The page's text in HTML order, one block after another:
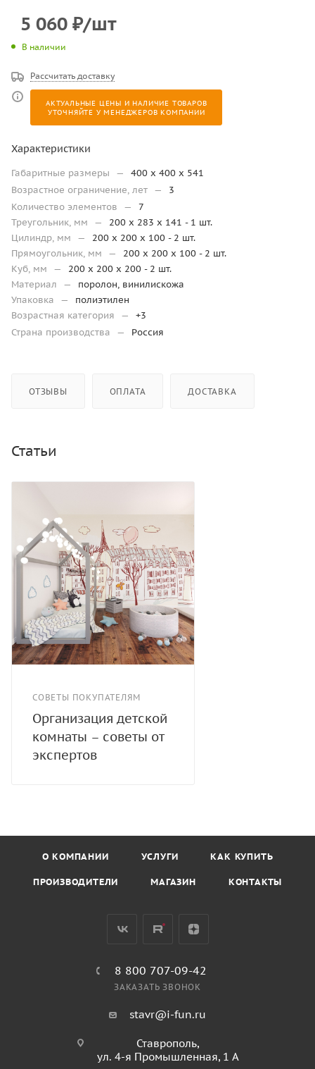
5 060 ₽/шт
В наличии
Рассчитать доставку
АКТУАЛЬНЫЕ ЦЕНЫ И НАЛИЧИЕ ТОВАРОВ
УТОЧНЯЙТЕ У МЕНЕДЖЕРОВ КОМПАНИИ
Характеристики
Габаритные размеры —
400 х 400 х 541
Возрастное ограничение, лет —
3
Количество элементов
—
7
Треугольник, мм
—
200 x 283 x 141 - 1 шт.
Цилиндр, мм
—
200 x 200 x 100 - 2 шт.
Прямоугольник, мм
—
200 x 200 x 100 - 2 шт.
Куб, мм
—
200 х 200 x 200 - 2 шт.
Материал
—
поролон, винилискожа
Упаковка
—
полиэтилен
Возрастная категория
—
+3
Страна производства
— Россия
ОТЗЫВЫ ОПЛАТА ДОСТАВКА
Статьи
СОВЕТЫ ПОКУПАТЕЛЯМ
Организация детской
комнаты – советы от
экспертов
О КОМПАНИИ УСЛУГИ КАК КУПИТЬ
ПРОИЗВОДИТЕЛИ МАГАЗИН КОНТАКТЫ
8 800 707-09-42
ЗАКАЗАТЬ ЗВОНОК
stavr@i-fun.ru
Ставрополь,
ул. 4-я Промышленная, 1 А